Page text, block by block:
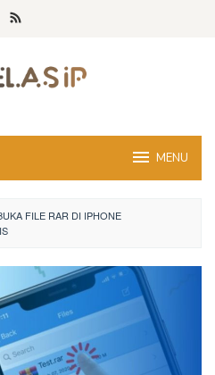
MENU
FILE RAR DI IPHONE